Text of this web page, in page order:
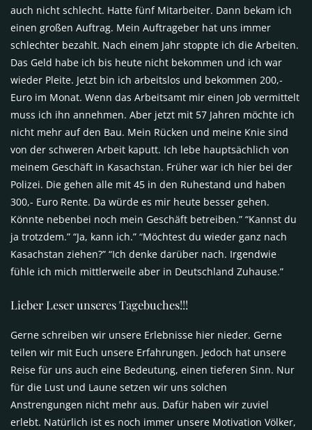
auch nicht schlecht. Hatte fünf Mitarbeiter. Dann bekam ich
einen großen Auftrag. Mein Auftrageber hat uns immer
schlechter bezahlt. Nach einem Jahr stoppte ich die Arbeiten.
Das Geld habe ich bis heute nicht bekommen und ich war
wieder Pleite. Jetzt bin ich arbeitslos und bekommen 200,-
Euro im Monat. Wenn das Arbeitsamt mir einen Job vermittelt
muss ich ihn annehmen. Aber jetzt mit 57 Jahren möchte ich
nicht mehr auf den Bau. Mein Rücken und meine Knie sind
von der schweren Arbeit kaputt. Ich lebe hauptsächlich von
meinem Geschäft in Kasachstan. Früher war ich hier bei der
Polizei. Die gehen alle mit 45 in den Ruhestand und haben
300,- Euro Rente. Da würde es mir heute besser gehen.
Könnte nebenbei noch mein Geschäft betreiben.” “Kannst du
ja trotzdem.” “Ja, kann ich.” “Möchtest du wieder ganz nach
Kasachstan ziehen?” “Ich denke darüber nach. Irgendwie
fühle ich mich mittlerweile aber in Deutschland Zuhause.”
Lieber Leser unseres Tagebuches!!!
Gerne schreiben wir unsere Erlebnisse hier nieder. Gerne
teilen wir mit Euch unsere Erfahrungen. Jedoch hat unsere
Reise für uns auch eine Bedeutung, einen tieferen Sinn. Nur
für die Lust und Laune setzen wir uns solchen
Anstrengungen nicht mehr aus. Dafür haben wir zuviel
erlebt. Natürlich ist es noch immer unsere Motivation Völker,